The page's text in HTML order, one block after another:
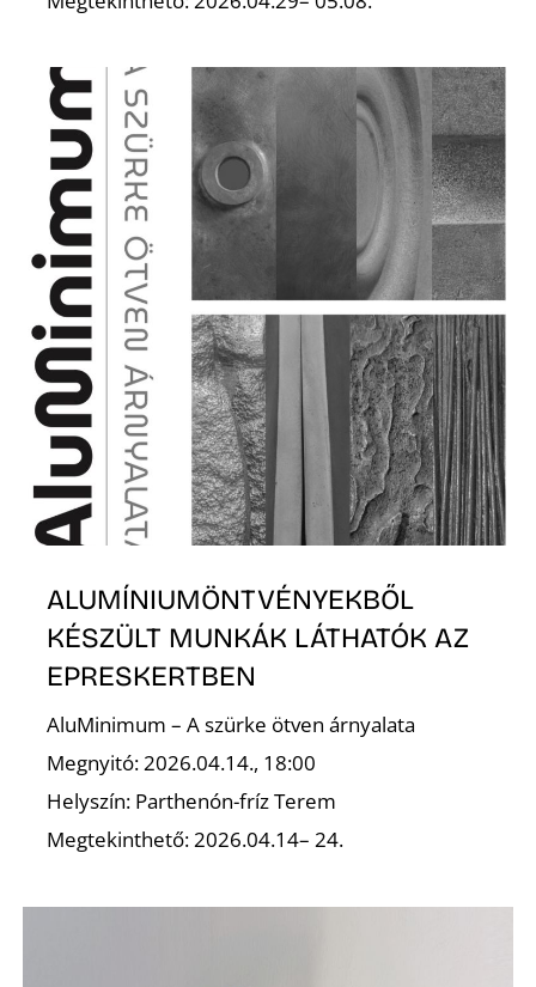
ALUMÍNIUMÖNTVÉNYEKBŐL
KÉSZÜLT MUNKÁK LÁTHATÓK AZ
EPRESKERTBEN
AluMinimum – A szürke ötven árnyalata
Megnyitó: 2026.04.14., 18:00
Helyszín: Parthenón-fríz Terem
Megtekinthető: 2026.04.14– 24.